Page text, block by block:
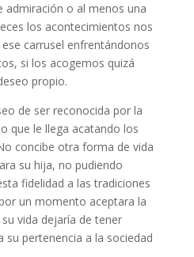
admiración o al menos una
los acontecimientos nos
carrusel enfrentándonos
si los acogemos quizá
propio.
de ser reconocida por la
que le llega acatando los
concibe otra forma de vida
su hija, no pudiendo
fidelidad a las tradiciones
un momento aceptara la
vida dejaría de tener
su pertenencia a la sociedad